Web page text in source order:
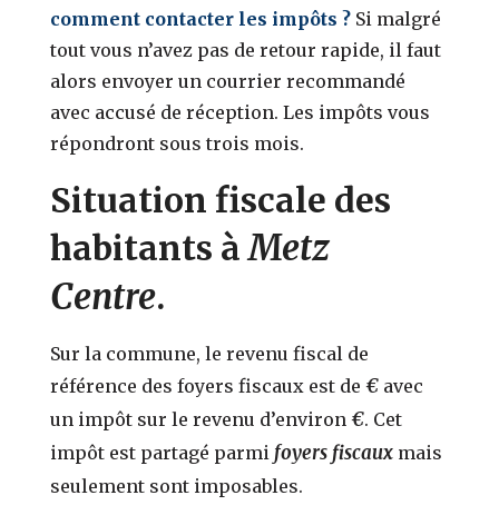
comment contacter les impôts ? Si malgré
tout vous n’avez pas de retour rapide, il faut
alors envoyer un courrier recommandé
avec accusé de réception. Les impôts vous
répondront sous trois mois.
Situation fiscale des
habitants àMetz
Centre.
Sur la commune, le revenu fiscal de
référence des foyers fiscaux est de€ avec
un impôt sur le revenu d’environ€. Cet
impôt est partagé parmi foyers fiscaux mais
seulement sont imposables.